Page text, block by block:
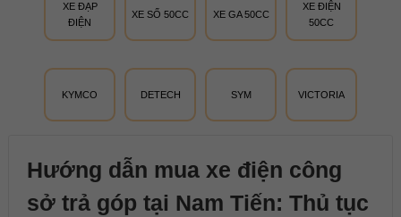
XE ĐẠP
ĐIỆN
XE SỐ 50CC XE GA 50CC
XE ĐIỆN
50CC
KYMCO DETECH SYM VICTORIA
Hướng dẫn mua xe điện công
sở trả góp tại Nam Tiến: Thủ tục